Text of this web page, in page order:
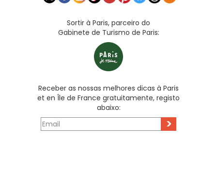
Sortir à Paris, parceiro do
Gabinete de Turismo de Paris:
Receber as nossas melhores dicas à Paris
et en Île de France gratuitamente, registo
abaixo:
>